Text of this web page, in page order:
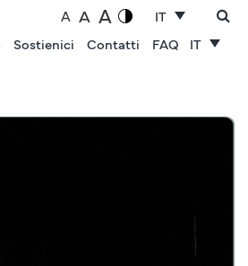
A A A
IT
Sostienici Contatti FAQ IT